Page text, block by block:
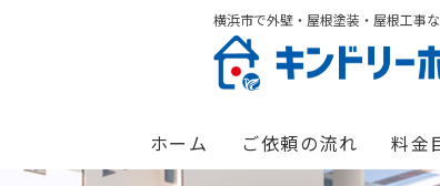
横浜市で外壁・屋根塗装・屋根工事
ホーム ご依頼の流れ 料金